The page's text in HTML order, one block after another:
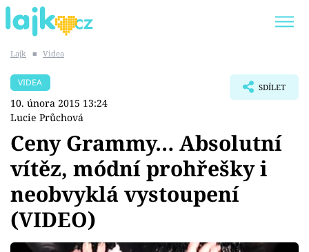
SHOPAHOLICADEL
Témata
Showbyznys
Youtubeři
Lajk ■ Videa
VIDEA
10. února 2015 13:24
Lucie Průchová
SDÍLET
Ceny Grammy… Absolutní
vítěz, módní prohřešky i
neobvyklá vystoupení
(VIDEO)